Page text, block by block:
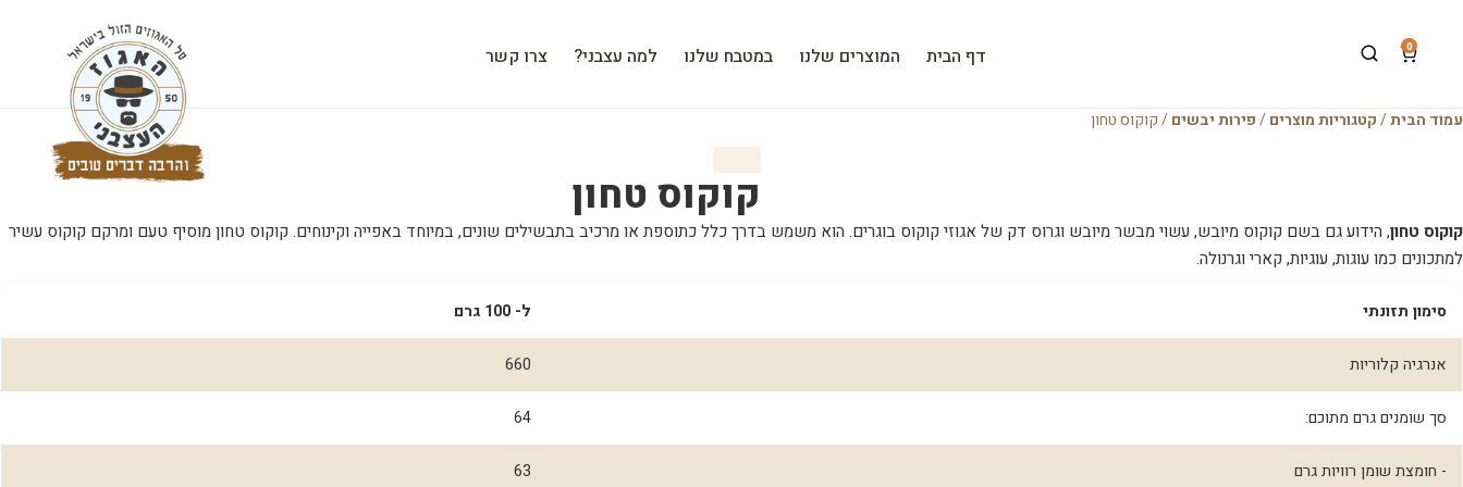
0 דף הבית המוצרים שלנו במטבח שלנו למה עצבני? צרו קשר
עמוד הבית/קטגוריות מוצרים/פירות יבשים/ קוקוס טחון
קוקוס טחון
קוקוס טחון, הידוע גם בשם קוקוס מיובש, עשוי מבשר מיובש וגרוס דק של אגוזי קוקוס בוגרים. הוא משמש בדרך כלל כתוספת או מרכיב בתבשילים שונים, במיוחד באפייה וקינוחים. קוקוס טחון מוסיף טעם ומרקם קוקוס עשיר
למתכונים כמו עוגות, עוגיות, קארי וגרנולה.
סימון תזונתי ל- 100 גרם
אנרגיה קלוריות 660
סך שומנים גרם מתוכם: 64
- חומצת שומן רוויות גרם 63